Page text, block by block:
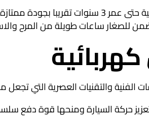
المتين. تتألق هذه الـ
للصغار ساعات طويلة من المرح
والتقنيات العصرية التي تجعل من